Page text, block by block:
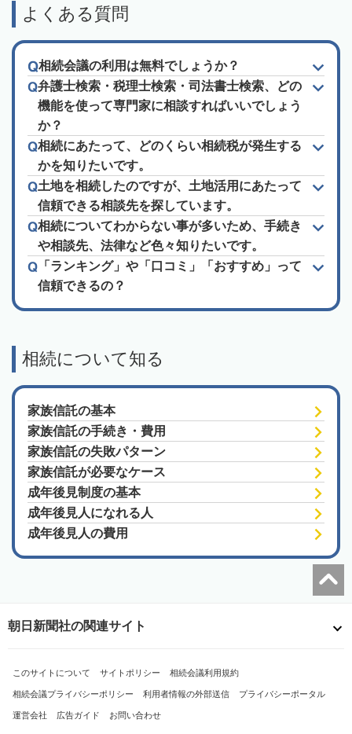
よくある質問
相続会議の利用は無料でしょうか？
弁護士検索・税理士検索・司法書士検索、どの
機能を使って専門家に相談すればいいでしょう
か？
相続にあたって、どのくらい相続税が発生する
かを知りたいです。
土地を相続したのですが、土地活用にあたって
信頼できる相談先を探しています。
相続についてわからない事が多いため、手続き
や相談先、法律など色々知りたいです。
「ランキング」や「口コミ」「おすすめ」って
信頼できるの？
相続について知る
家族信託の基本
家族信託の手続き・費用
家族信託の失敗パターン
家族信託が必要なケース
成年後見制度の基本
成年後見人になれる人
成年後見人の費用
朝日新聞社の関連サイト
このサイトについて サイトポリシー 相続会議利用規約
相続会議プライバシーポリシー 利用者情報の外部送信 プライバシーポータル
運営会社 広告ガイド お問い合わせ